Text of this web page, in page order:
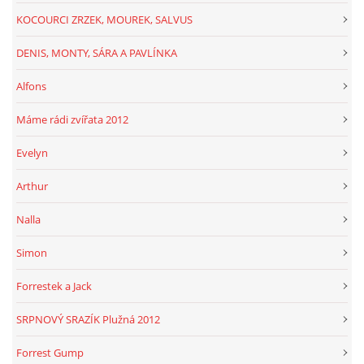
KOCOURCI ZRZEK, MOUREK, SALVUS
DENIS, MONTY, SÁRA A PAVLÍNKA
Alfons
Máme rádi zvířata 2012
Evelyn
Arthur
Nalla
Simon
Forrestek a Jack
SRPNOVÝ SRAZÍK Plužná 2012
Forrest Gump